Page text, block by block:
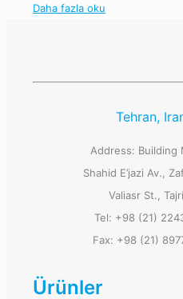
Daha fazla oku
Tehran,
Address: Building
Shahid E’jazi Av.,
Valiasr St.,
Tel: +98 (21)
Fax: +98 (21)
Ürünler